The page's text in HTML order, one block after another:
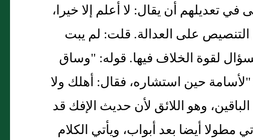
تعديلهم أن يقال: لا أعلم إلا خيرا،
التنصيص على العدالة. قلت: لم يبت
لقوة الخلاف فيها. قوله: "وساق
حين استشاره، فقال: أهلك ولا
وهو اللائق لأن حديث الإفك قد
أيضا بعد أبواب، ويأتي الكلام